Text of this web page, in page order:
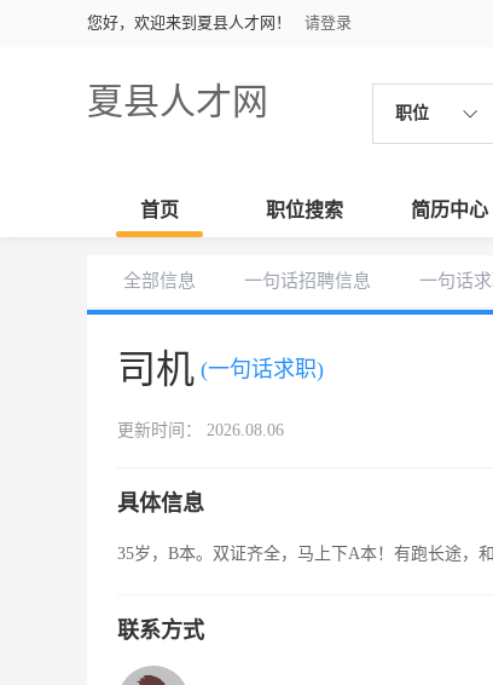
您好，欢迎来到夏县人才网！ 请登录
夏县人才网 职位
首页 职位搜索 简历中心
全部信息 一句话招聘信息 一句话
司机 (一句话求职)
更新时间： 2026.08.06
具体信息
35岁，B本。双证齐全，马上下A本！有跑长途，
联系方式